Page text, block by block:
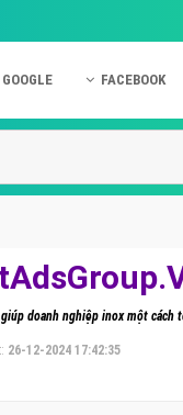
Việt Ads
GOOGLE
Các hình thức quảng cáo
FACEBOOK
Hỏi đáp
doanh nghiệp inox một
26-12-2024 17:42:35